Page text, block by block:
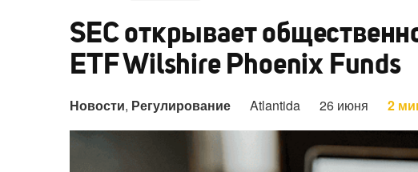
SEC открывает
ETF Wilshire Phoenix Funds
Новости, Регулирование Atlantida 26 июня 2